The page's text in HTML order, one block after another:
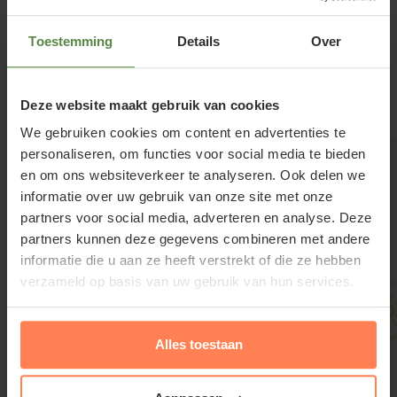
Toestemming Details Over
Deze website maakt gebruik van cookies
We gebruiken cookies om content en advertenties te
personaliseren, om functies voor social media te bieden
en om ons websiteverkeer te analyseren. Ook delen we
informatie over uw gebruik van onze site met onze
partners voor social media, adverteren en analyse. Deze
partners kunnen deze gegevens combineren met andere
informatie die u aan ze heeft verstrekt of die ze hebben
verzameld op basis van uw gebruik van hun services.
Alles toestaan
Halesia monticola snoeien en
onderhouden
Snoei kan zich beperken tot het weghalen van dode
en vorm verstorende takken. Snoei in de winter op
een vorstvrije dag.
Lees meer
Gerelateerde producten